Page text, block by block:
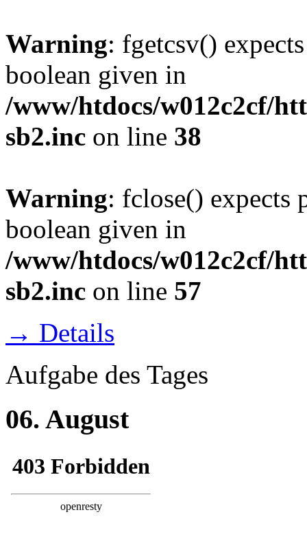
Warning: fgetcsv()
boolean given in
/www/htdocs/w012c2cf/
sb2.inc on line 38
Warning: fclose() expects
boolean given in
/www/htdocs/w012c2cf/
sb2.inc on line 57
→ Details
Aufgabe des Tages
06. August